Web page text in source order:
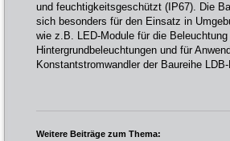
und feuchtigkeitsgeschützt (IP67). Die
sich besonders für den Einsatz in
wie z.B. LED-Module für die
Hintergrundbeleuchtungen und für
Konstantstromwandler der Baureihe
Weitere Beiträge zum Thema: